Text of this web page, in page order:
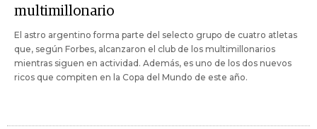
multimillonario
El astro argentino forma parte del selecto grupo de cuatro atletas
que, según Forbes, alcanzaron el club de los multimillonarios
mientras siguen en actividad. Además, es uno de los dos nuevos
ricos que compiten en la Copa del Mundo de este año.